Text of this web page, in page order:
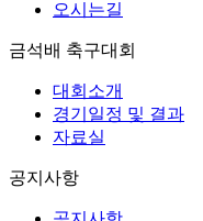
오시는길
금석배 축구대회
대회소개
경기일정 및 결과
자료실
공지사항